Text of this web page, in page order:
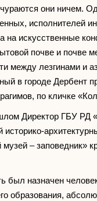
они ничем.
исполнителей
на искусственные
почве и почве
между лезгинами и
в городе Дербент
по кличке
Директор ГБУ РД
историко-
– заповедник»
был назначен
образования,